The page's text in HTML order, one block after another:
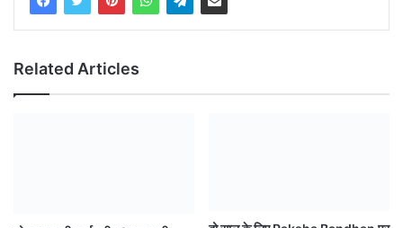
Related Articles